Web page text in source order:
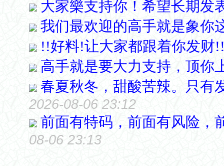
大家樂支持你！希望长期发
我们最欢迎的高手就是象你
!!好料!让大家都跟着你发财
高手就是要大力支持，顶你
春夏秋冬，甜酸苦辣。只有
2026-08-06 23:12
前面有特码，前面有风险，
08-06 23:13